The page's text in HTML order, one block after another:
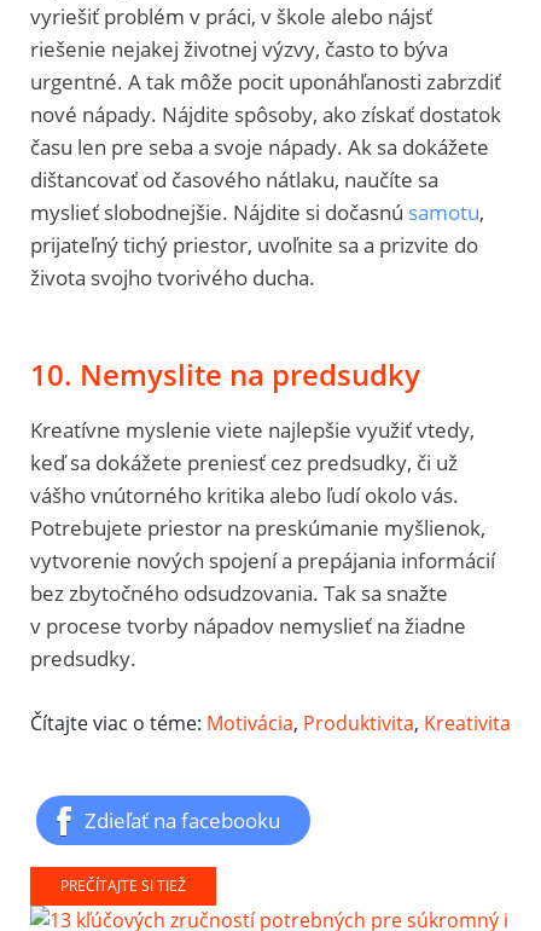
vyriešiť problém v práci, v škole alebo nájsť
riešenie nejakej životnej výzvy, často to býva
urgentné. A tak môže pocit uponáhľanosti zabrzdiť
nové nápady. Nájdite spôsoby, ako získať dostatok
času len pre seba a svoje nápady. Ak sa dokážete
dištancovať od časového nátlaku, naučíte sa
myslieť slobodnejšie. Nájdite si dočasnú samotu,
prijateľný tichý priestor, uvoľnite sa a prizvite do
života svojho tvorivého ducha.
10. Nemyslite na predsudky
Kreatívne myslenie viete najlepšie využiť vtedy,
keď sa dokážete preniesť cez predsudky, či už
vášho vnútorného kritika alebo ľudí okolo vás.
Potrebujete priestor na preskúmanie myšlienok,
vytvorenie nových spojení a prepájania informácií
bez zbytočného odsudzovania. Tak sa snažte
v procese tvorby nápadov nemyslieť na žiadne
predsudky.
Čítajte viac o téme: Motivácia, Produktivita, Kreativita
Zdieľať na facebooku
PREČÍTAJTE SI TIEŽ